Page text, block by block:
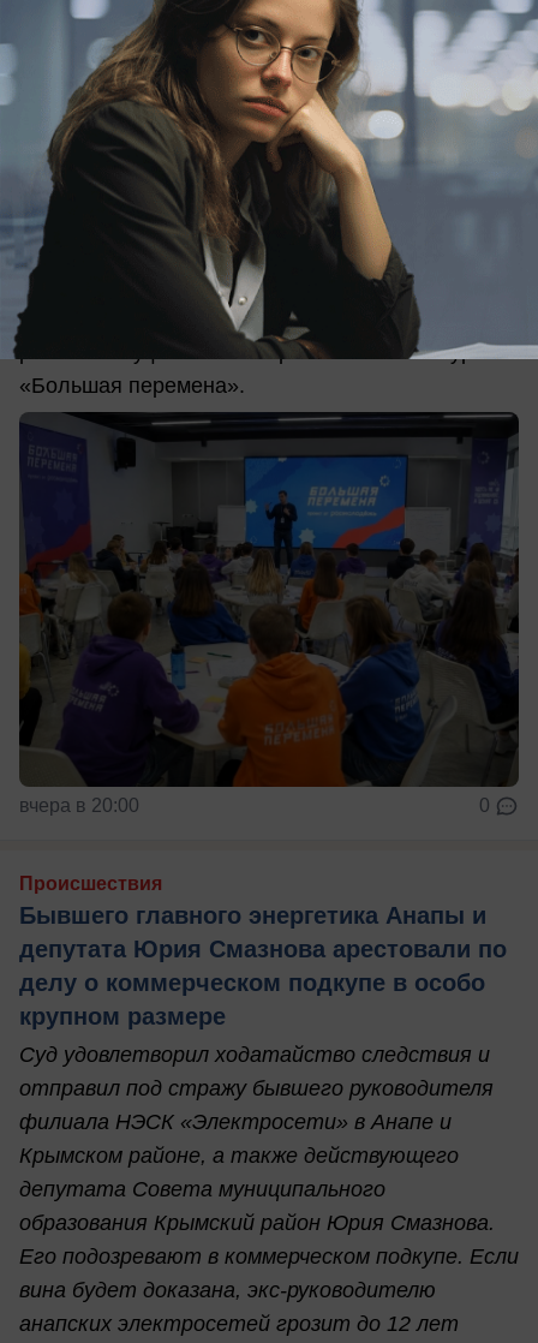
вчера в 21:00 0
Общество
Анапа вошла в федеральную закупку на
8,5 млн рублей
Анапа вошла в число городов, где планируется
проведение просветительских мастер-классов в
рамках полуфиналов Всероссийского конкурса
«Большая перемена».
вчера в 20:00 0
Происшествия
Бывшего главного энергетика Анапы и
депутата Юрия Смазнова арестовали по
делу о коммерческом подкупе в особо
крупном размере
Суд удовлетворил ходатайство следствия и
отправил под стражу бывшего руководителя
филиала НЭСК «Электросети» в Анапе и
Крымском районе, а также действующего
депутата Совета муниципального
образования Крымский район Юрия Смазнова.
Его подозревают в коммерческом подкупе. Если
вина будет доказана, экс-руководителю
анапских электросетей грозит до 12 лет